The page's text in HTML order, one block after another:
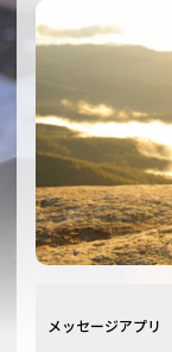
メッセージアプリ